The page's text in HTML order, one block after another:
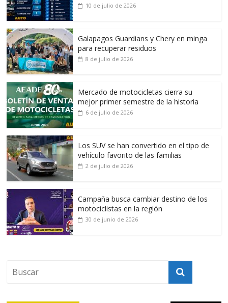
10 de julio de 2026
Galapagos Guardians y Chery en minga
para recuperar residuos
8 de julio de 2026
Mercado de motocicletas cierra su
mejor primer semestre de la historia
6 de julio de 2026
Los SUV se han convertido en el tipo de
vehículo favorito de las familias
2 de julio de 2026
Campaña busca cambiar destino de los
motociclistas en la región
30 de junio de 2026